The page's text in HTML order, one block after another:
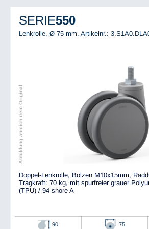
SERIE550
Lenkrolle, Ø 75 mm, Artikelnr.:
Abbildung ähnlich dem Original
Doppel-Lenkrolle, Bolzen M10x15mm,
Tragkraft: 70 kg, mit spurfreier grauer
(TPU) / 94 shore A
90 75